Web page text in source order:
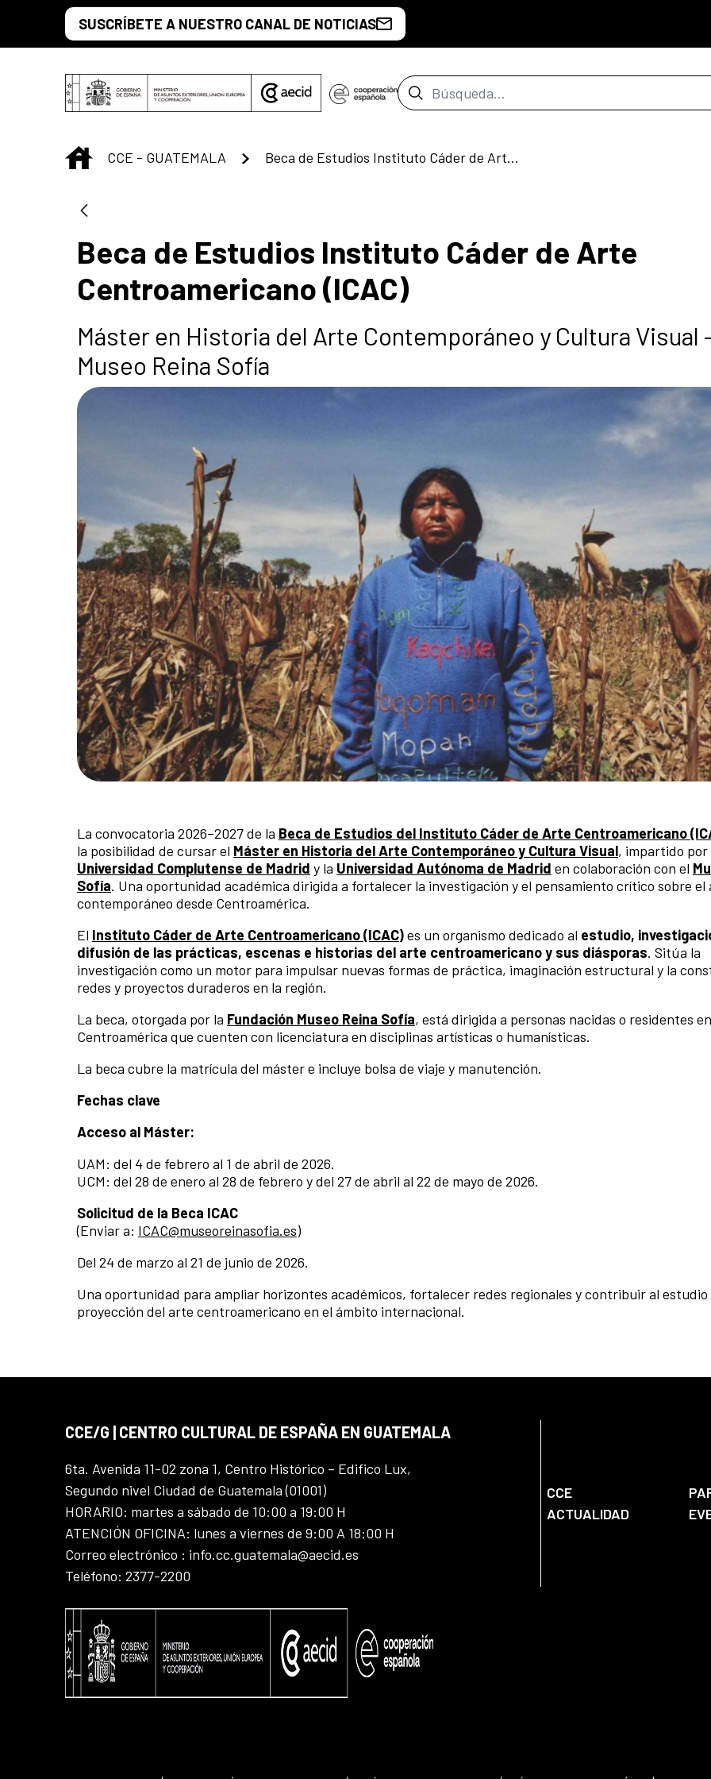
Saltar al contenido principal
SUSCRÍBETE A NUESTRO CANAL DE NOTICIAS
Barra de búsqueda
INICIO
CCE - GUATEMALA Beca de Estudios Instituto Cáder de Arte Centroamericano (ICAC)
Beca de Estudios Instituto Cáder de Arte
Centroamericano (ICAC)
Máster en Historia del Arte Contemporáneo y Cultura Visual
Museo Reina Sofía
La convocatoria 2026–2027 de la Beca de Estudios del Instituto Cáder de Arte Centroamericano
la posibilidad de cursar el Máster en Historia del Arte Contemporáneo y Cultura Visual, impartido por
Universidad Complutense de Madrid y la Universidad Autónoma de Madrid en colaboración con el
Sofía. Una oportunidad académica dirigida a fortalecer la investigación y el pensamiento crítico sobre el
contemporáneo desde Centroamérica.
El Instituto Cáder de Arte Centroamericano (ICAC)es un organismo dedicado al estudio,
difusión de las prácticas, escenas e historias del arte centroamericano y sus diásporas. Sitúa la
investigación como un motor para impulsar nuevas formas de práctica, imaginación estructural y la
redes y proyectos duraderos en la región.
La beca, otorgada por la Fundación Museo Reina Sofía, está dirigida a personas nacidas o residentes en
Centroamérica que cuenten con licenciatura en disciplinas artísticas o humanísticas.
La beca cubre la matrícula del máster e incluye bolsa de viaje y manutención.
Fechas clave
Acceso al Máster:
UAM: del 4 de febrero al 1 de abril de 2026.
UCM: del 28 de enero al 28 de febrero y del 27 de abril al 22 de mayo de 2026.
Solicitud de la Beca ICAC
(Enviar a: ICAC@museoreinasofia.es)
Del 24 de marzo al 21 de junio de 2026.
Una oportunidad para ampliar horizontes académicos, fortalecer redes regionales y contribuir al estudio
proyección del arte centroamericano en el ámbito internacional.
CCE/G | CENTRO CULTURAL DE ESPAÑA EN GUATEMALA
6ta. Avenida 11-02 zona 1, Centro Histórico – Edifico Lux,
Segundo nivel Ciudad de Guatemala (01001)
HORARIO: martes a sábado de 10:00 a 19:00 H
ATENCIÓN OFICINA: lunes a viernes de 9:00 A 18:00 H
Correo electrónico : info.cc.guatemala@aecid.es
Teléfono: 2377-2200
CCE
ACTUALIDAD